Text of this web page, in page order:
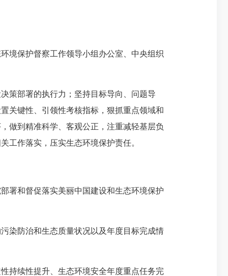
保护督察工作领导小组办公室、中央组织
部署的执行力；坚持目标导向、问题导
关键性、引领性考核指标，狠抓重点领域和
做到精准科学、客观公正，注重减轻基层负
工作落实，压实生态环境保护责任。
和督促落实美丽中国建设和生态环境保护
防治和生态质量状况以及年度目标完成情
续性提升、生态环境安全年度重点任务完